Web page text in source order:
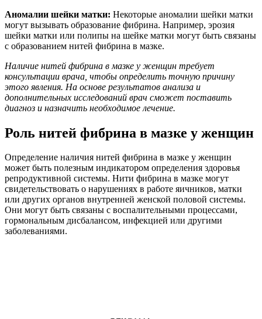
Аномалии шейки матки: Некоторые аномалии шейки матки
могут вызывать образование фибрина. Например, эрозия
шейки матки или полипы на шейке матки могут быть связаны
с образованием нитей фибрина в мазке.
Наличие нитей фибрина в мазке у женщин требует
консультации врача, чтобы определить точную причину
этого явления. На основе результатов анализа и
дополнительных исследований врач сможет поставить
диагноз и назначить необходимое лечение.
Роль нитей фибрина в мазке у женщин
Определение наличия нитей фибрина в мазке у женщин
может быть полезным индикатором определения здоровья
репродуктивной системы. Нити фибрина в мазке могут
свидетельствовать о нарушениях в работе яичников, матки
или других органов внутренней женской половой системы.
Они могут быть связаны с воспалительными процессами,
гормональным дисбалансом, инфекцией или другими
заболеваниями.